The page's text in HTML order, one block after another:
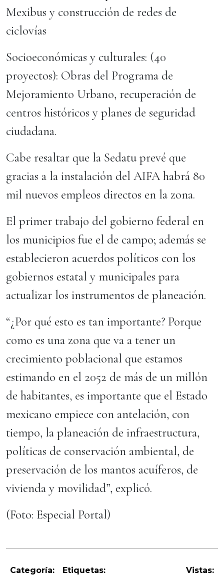
Mexibus y construcción de redes de
ciclovías
Socioeconómicas y culturales: (40
proyectos): Obras del Programa de
Mejoramiento Urbano, recuperación de
centros históricos y planes de seguridad
ciudadana.
Cabe resaltar que la Sedatu prevé que
gracias a la instalación del AIFA habrá 80
mil nuevos empleos directos en la zona.
El primer trabajo del gobierno federal en
los municipios fue el de campo; además se
establecieron acuerdos políticos con los
gobiernos estatal y municipales para
actualizar los instrumentos de planeación.
“¿Por qué esto es tan importante? Porque
como es una zona que va a tener un
crecimiento poblacional que estamos
estimando en el 2052 de más de un millón
de habitantes, es importante que el Estado
mexicano empiece con antelación, con
tiempo, la planeación de infraestructura,
políticas de conservación ambiental, de
preservación de los mantos acuíferos, de
vivienda y movilidad”, explicó.
(Foto: Especial Portal)
Categoría:
Etiquetas: Vistas: